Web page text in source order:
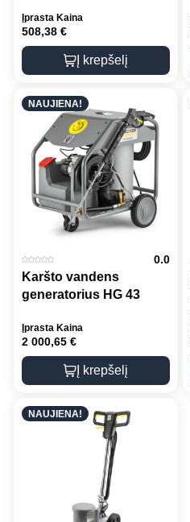
Įprasta Kaina
508,38 €
Į krepšelį
NAUJIENA!
0.0
Karšto vandens
generatorius HG 43
Įprasta Kaina
2 000,65 €
Į krepšelį
NAUJIENA!